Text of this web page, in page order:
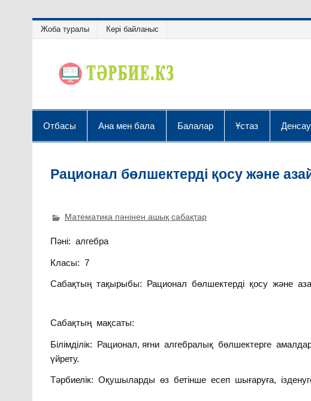
Жоба туралы Кері байланыс
Отбасы Ана мен бала Балалар Ұстаз
Рационал бөлшектерді қосу және
Математика пәнінен ашық сабақтар
Пәні: алгебра
Класы: 7
Сабақтың тақырыбы: Рационал бөлшектерді қосу және
Сабақтың мақсаты:
Білімділік: Рационал, яғни алгебралық бөлшектерге
үйрету.
Тәрбиелік: Оқушыларды өз бетінше есеп шығаруға,